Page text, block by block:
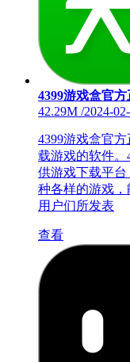
4399游戏盒官
42.29M /2024-
4399游戏盒官
载游戏的软件。
供游戏下载平台
种各样的游戏
用户们所发表
查看